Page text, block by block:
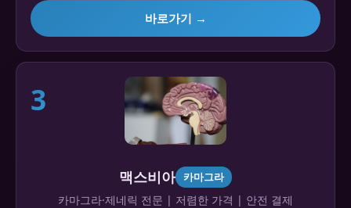
바로가기 →
3
맥스비아 카마그라
카마그라·제네릭 전문 | 저렴한 가격 | 안전 결제